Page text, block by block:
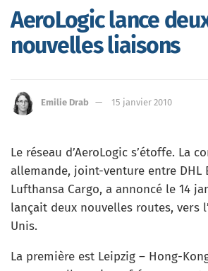
AeroLogic lance
nouvelles liaisons
Emilie Drab 15 janvier 2010
Le réseau d’AeroLogic s’étoffe. La
allemande, joint-venture entre DHL
Lufthansa Cargo, a annoncé le 14
lançait deux nouvelles routes, vers
Unis.
La première est Leipzig – Hong-